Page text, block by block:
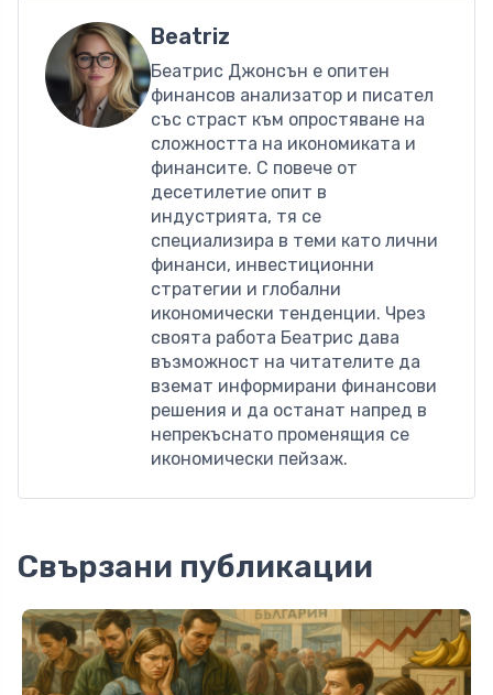
Beatriz
Беатрис Джонсън е опитен
финансов анализатор и писател
със страст към опростяване на
сложността на икономиката и
финансите. С повече от
десетилетие опит в
индустрията, тя се
специализира в теми като лични
финанси, инвестиционни
стратегии и глобални
икономически тенденции. Чрез
своята работа Беатрис дава
възможност на читателите да
вземат информирани финансови
решения и да останат напред в
непрекъснато променящия се
икономически пейзаж.
Свързани публикации